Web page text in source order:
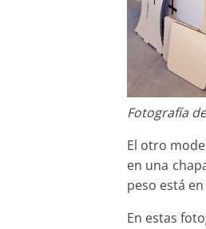
Fotografía
El otro
en una
peso está
En estas